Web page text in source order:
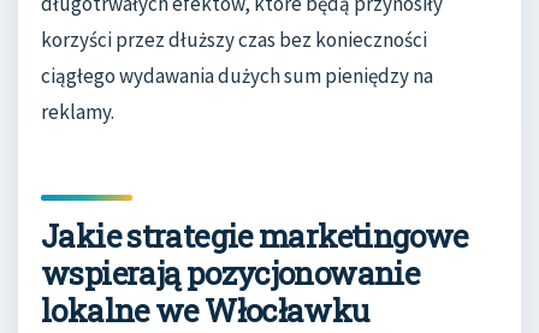
korzyści przez dłuższy czas bez konieczności
ciągłego wydawania dużych sum pieniędzy na
reklamy.
Jakie strategie marketingowe
wspierają pozycjonowanie
lokalne we Włocławku